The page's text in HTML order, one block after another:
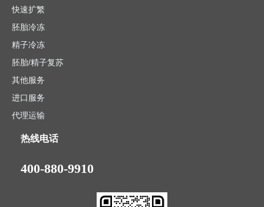
快速扩繁
胚胎冷冻
精子冷冻
胚胎/精子复苏
其他服务
进口服务
代理运输
热线电话
400-880-9910